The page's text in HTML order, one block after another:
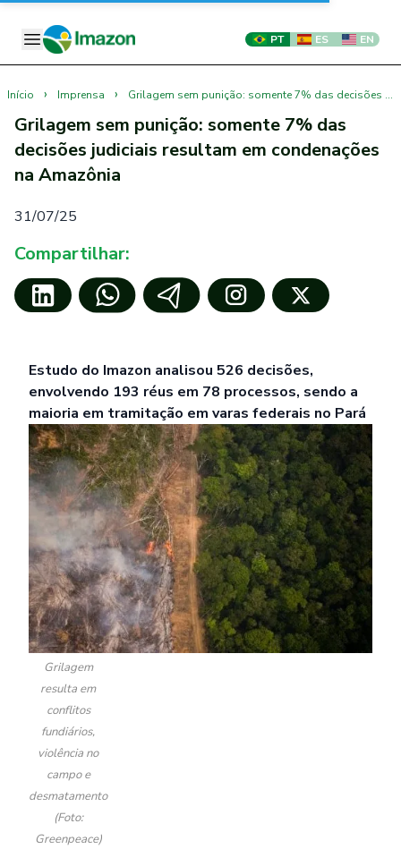
PT ES EN
Início › Imprensa › Grilagem sem punição: somente 7% das decisões judiciais resultam em condenações na Amazônia
Grilagem sem punição: somente 7% das
decisões judiciais resultam em condenações
na Amazônia
31/07/25
Compartilhar:
Estudo do Imazon analisou 526 decisões,
envolvendo 193 réus em 78 processos, sendo a
maioria em tramitação em varas federais no Pará
Grilagem
resulta em
conflitos
fundiários,
violência no
campo e
desmatamento
(Foto:
Greenpeace)